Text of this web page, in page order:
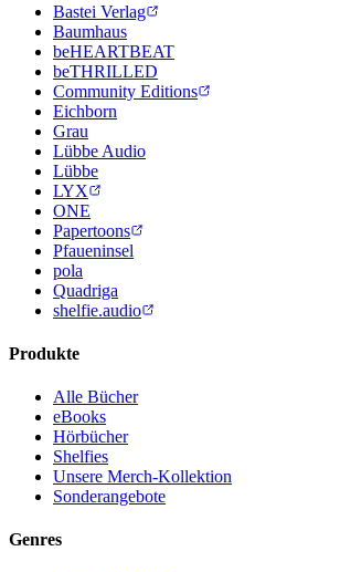
Bastei Verlag
Baumhaus
beHEARTBEAT
beTHRILLED
Community Editions
Eichborn
Grau
Lübbe Audio
Lübbe
LYX
ONE
Papertoons
Pfaueninsel
pola
Quadriga
shelfie.audio
Produkte
Alle Bücher
eBooks
Hörbücher
Shelfies
Unsere Merch-Kollektion
Sonderangebote
Genres